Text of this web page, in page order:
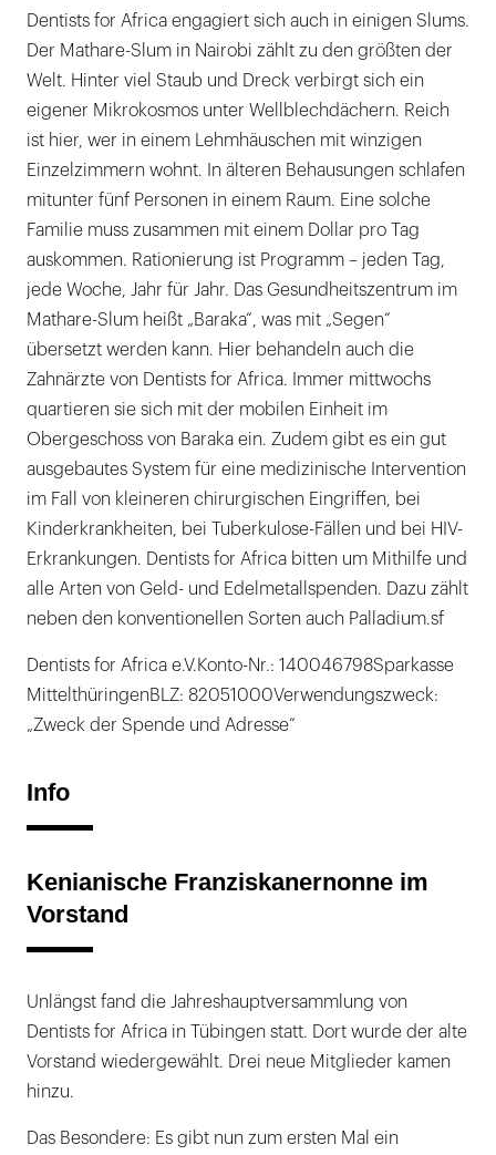
Dentists for Africa engagiert sich auch in einigen Slums.
Der Mathare-Slum in Nairobi zählt zu den größten der
Welt. Hinter viel Staub und Dreck verbirgt sich ein
eigener Mikrokosmos unter Wellblechdächern. Reich
ist hier, wer in einem Lehmhäuschen mit winzigen
Einzelzimmern wohnt. In älteren Behausungen schlafen
mitunter fünf Personen in einem Raum. Eine solche
Familie muss zusammen mit einem Dollar pro Tag
auskommen. Rationierung ist Programm – jeden Tag,
jede Woche, Jahr für Jahr. Das Gesundheitszentrum im
Mathare-Slum heißt „Baraka“, was mit „Segen“
übersetzt werden kann. Hier behandeln auch die
Zahnärzte von Dentists for Africa. Immer mittwochs
quartieren sie sich mit der mobilen Einheit im
Obergeschoss von Baraka ein. Zudem gibt es ein gut
ausgebautes System für eine medizinische Intervention
im Fall von kleineren chirurgischen Eingriffen, bei
Kinderkrankheiten, bei Tuberkulose-Fällen und bei HIV-
Erkrankungen. Dentists for Africa bitten um Mithilfe und
alle Arten von Geld- und Edelmetallspenden. Dazu zählt
neben den konventionellen Sorten auch Palladium.sf
Dentists for Africa e.V.Konto-Nr.: 140046798Sparkasse
MittelthüringenBLZ: 82051000Verwendungszweck:
„Zweck der Spende und Adresse“
Info
Kenianische Franziskanernonne im
Vorstand
Unlängst fand die Jahreshauptversammlung von
Dentists for Africa in Tübingen statt. Dort wurde der alte
Vorstand wiedergewählt. Drei neue Mitglieder kamen
hinzu.
Das Besondere: Es gibt nun zum ersten Mal ein